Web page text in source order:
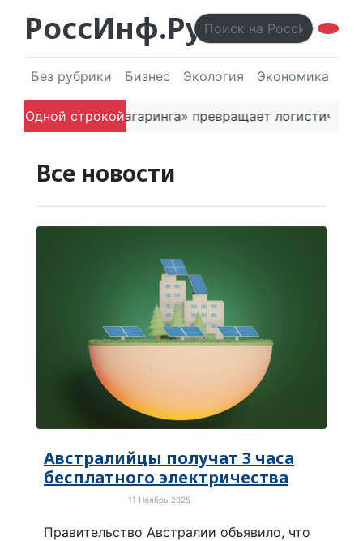
РоссИнф.Ру
Без рубрики Бизнес Экология Экономика
Одной строкой
«Гагаринга» превращает логистическую
Все новости
Австралийцы получат 3 часа
бесплатного электричества
11 Ноябрь 2025
Правительство Австралии объявило, что